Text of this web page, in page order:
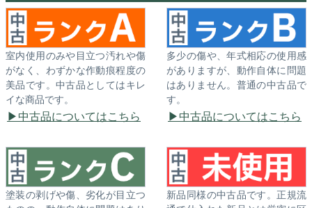
室内使用のみや目立つ汚れや傷
がなく、わずかな作動痕程度の
美品です。中古品としてはキレ
イな商品です。
中古品についてはこちら
多少の傷や、年式相応の使用感
がありますが、動作自体に問題
はありません。普通の中古品で
す。
中古品についてはこちら
塗装の剥げや傷、劣化が目立つ
新品同様の中古品です。正規流